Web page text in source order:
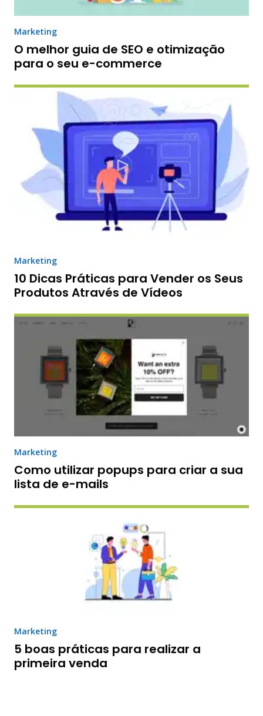
Marketing
O melhor guia de SEO e otimização
para o seu e-commerce
Marketing
10 Dicas Práticas para Vender os Seus
Produtos Através de Vídeos
Marketing
Como utilizar popups para criar a sua
lista de e-mails
Marketing
5 boas práticas para realizar a
primeira venda